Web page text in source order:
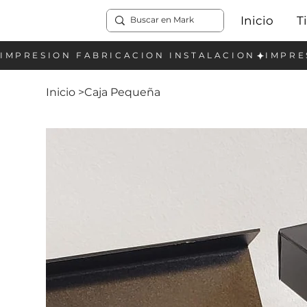
Inicio
Inicio >Caja Pequeña